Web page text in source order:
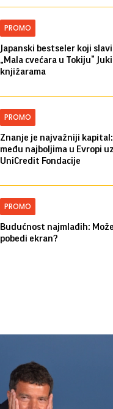
PROMO
Japanski bestseler koji
„Mala cvećara u Tokiju“
knjižarama
PROMO
Znanje je najvažniji
među najboljima u Evropi
UniCredit Fondacije
PROMO
Budućnost najmlađih:
pobedi ekran?